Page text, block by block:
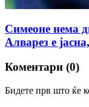
Симеоне нема
Алварез е
Коментари (0)
Бидете прв што ќе